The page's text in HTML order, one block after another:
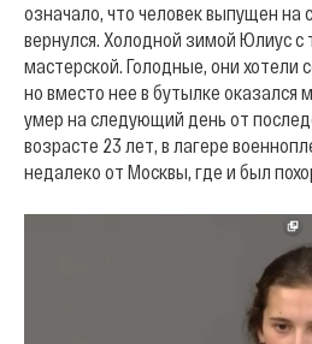
означало, что человек выпущен на
вернулся. Холодной зимой Юлиус
мастерской. Голодные, они хотели
но вместо нее в бутылке оказался
умер на следующий день от
возрасте 23 лет, в лагере
недалеко от Москвы, где и был